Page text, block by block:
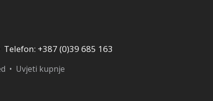
+387 (0)39 685 163
• Uvjeti kupnje